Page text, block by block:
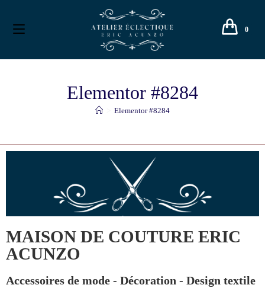
0
Elementor #8284
Elementor #8284
MAISON DE COUTURE ERIC
ACUNZO
Accessoires de mode - Décoration - Design textile